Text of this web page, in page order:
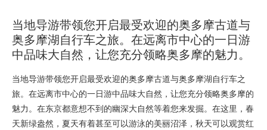
当地导游带领您开启最受欢迎的奥多摩古道与
奥多摩湖自行车之旅。在远离市中心的一日游
中品味大自然，让您充分领略奥多摩的魅力。
当地导游带领您开启最受欢迎的奥多摩古道与奥多摩湖自行车之
旅。在远离市中心的一日游中品味大自然，让您充分领略奥多摩的
魅力。在东京都意想不到的幽深大自然等着您来发掘。在这里，春
天新绿盎然，夏天有着甚至可以游泳的美丽沼泽，秋天可以观赏红